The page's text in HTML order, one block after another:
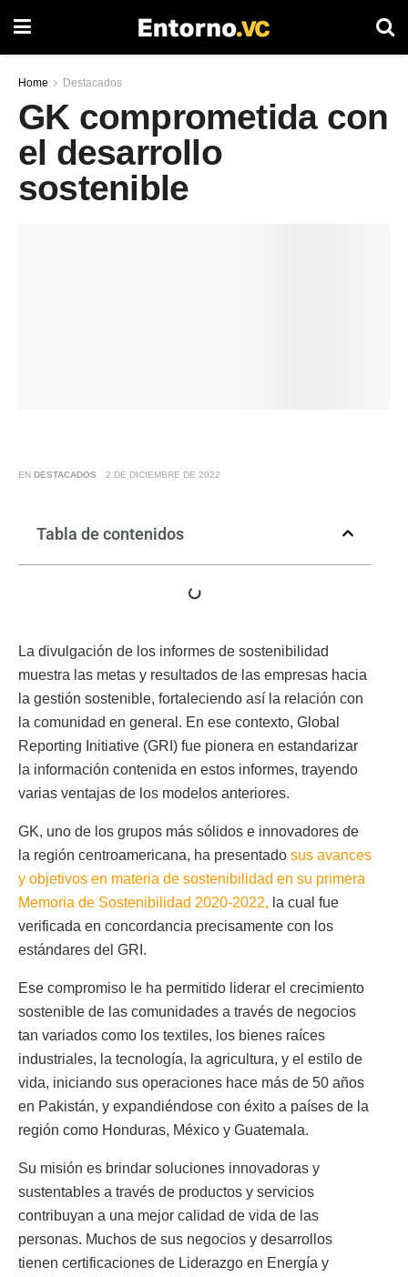
Home Destacados
GK comprometida con
el desarrollo
sostenible
EN DESTACADOS 2 DE DICIEMBRE DE 2022
Tabla de contenidos
La divulgación de los informes de sostenibilidad
muestra las metas y resultados de las empresas hacia
la gestión sostenible, fortaleciendo así la relación con
la comunidad en general. En ese contexto, Global
Reporting Initiative (GRI) fue pionera en estandarizar
la información contenida en estos informes, trayendo
varias ventajas de los modelos anteriores.
GK, uno de los grupos más sólidos e innovadores de
la región centroamericana, ha presentado sus avances
y objetivos en materia de sostenibilidad en su primera
Memoria de Sostenibilidad 2020-2022, la cual fue
verificada en concordancia precisamente con los
estándares del GRI.
Ese compromiso le ha permitido liderar el crecimiento
sostenible de las comunidades a través de negocios
tan variados como los textiles, los bienes raíces
industriales, la tecnología, la agricultura, y el estilo de
vida, iniciando sus operaciones hace más de 50 años
en Pakistán, y expandiéndose con éxito a países de la
región como Honduras, México y Guatemala.
Su misión es brindar soluciones innovadoras y
sustentables a través de productos y servicios
contribuyan a una mejor calidad de vida de las
personas. Muchos de sus negocios y desarrollos
tienen certificaciones de Liderazgo en Energía y